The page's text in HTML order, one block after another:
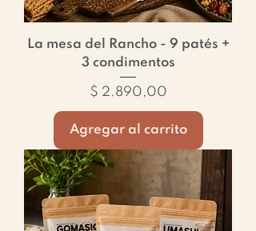
La mesa del Rancho - 9 patés +
3 condimentos
Precio
$ 2.890,00
Agregar al carrito